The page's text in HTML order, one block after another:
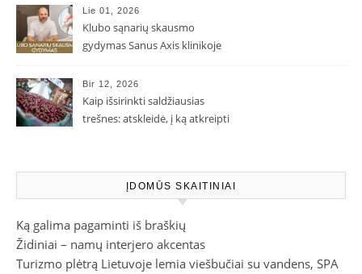
Lie 01, 2026
Klubo sąnarių skausmo
gydymas Sanus Axis klinikoje
Bir 12, 2026
Kaip išsirinkti saldžiausias
trešnes: atskleidė, į ką atkreipti
ĮDOMŪS SKAITINIAI
Ką galima pagaminti iš braškių
Židiniai – namų interjero akcentas
Turizmo plėtrą Lietuvoje lemia viešbučiai su vandens, SPA